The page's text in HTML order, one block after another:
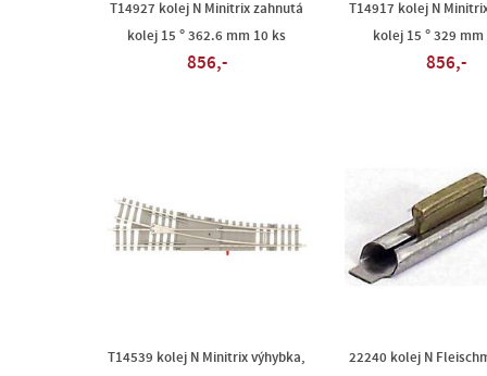
T14927 kolej N Minitrix zahnutá
kolej 15 ° 362.6 mm 10 ks
856,-
T14917 kolej N
kolej 15 ° 329 mm
856,-
T14539 kolej N Minitrix výhybka,
22240 kolej N